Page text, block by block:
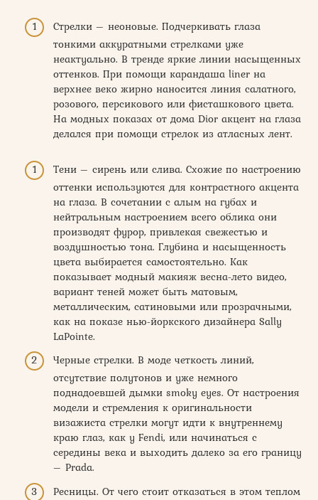
Стрелки – неоновые. Подчеркивать глаза
тонкими аккуратными стрелками уже
неактуально. В тренде яркие линии насыщенных
оттенков. При помощи карандаша liner на
верхнее веко жирно наносится линия салатного,
розового, персикового или фисташкового цвета.
На модных показах от дома Dior акцент на глаза
делался при помощи стрелок из атласных лент.
Тени – сирень или слива. Схожие по настроению
оттенки используются для контрастного акцента
на глаза. В сочетании с алым на губах и
нейтральным настроением всего облика они
производят фурор, привлекая свежестью и
воздушностью тона. Глубина и насыщенность
цвета выбирается самостоятельно. Как
показывает модный макияж весна-лето видео,
вариант теней может быть матовым,
металлическим, сатиновыми или прозрачными,
как на показе нью-йоркского дизайнера Sally
LaPointe.
Черные стрелки. В моде четкость линий,
отсутствие полутонов и уже немного
поднадоевшей дымки smoky eyes. От настроения
модели и стремления к оригинальности
визажиста стрелки могут идти к внутреннему
краю глаз, как у Fendi, или начинаться с
середины века и выходить далеко за его границу
– Prada.
Ресницы. От чего стоит отказаться в этом теплом